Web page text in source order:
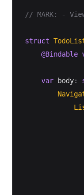
// MARK: -
struct
@Bindable
var body: